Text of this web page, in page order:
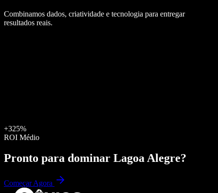
Combinamos dados, criatividade e tecnologia para entregar
resultados reais.
+325%
ROI Médio
Pronto para dominar Lagoa Alegre?
Começar Agora